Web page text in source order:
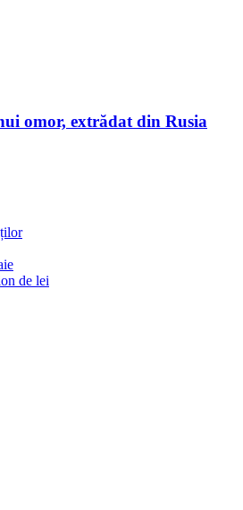
omor, extrădat din Rusia
de lei